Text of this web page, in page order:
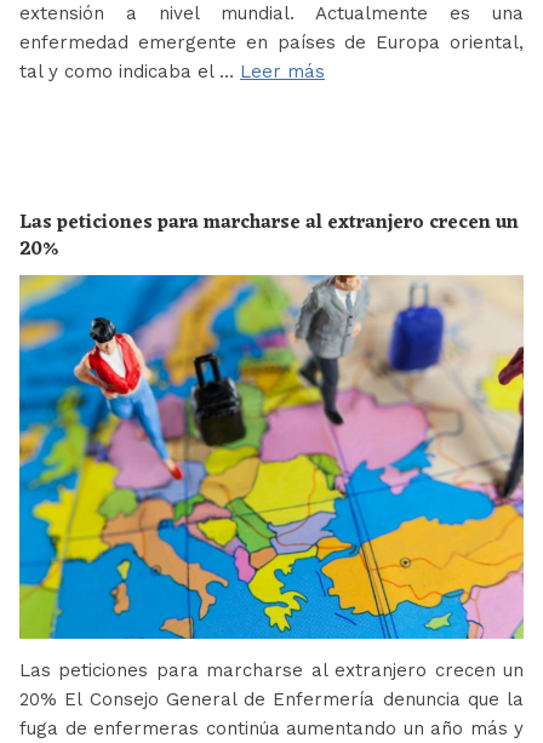
extensión a nivel mundial. Actualmente es una
enfermedad emergente en países de Europa oriental,
tal y como indicaba el … Leer más
Las peticiones para marcharse al extranjero crecen un
20%
Las peticiones para marcharse al extranjero crecen un
20% El Consejo General de Enfermería denuncia que la
fuga de enfermeras continúa aumentando un año más y